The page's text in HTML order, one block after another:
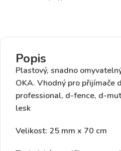
Popis
Plastový, snadno
OKA. Vhodný pro přijímače
professional, d-fence, d-
lesk
Velikost: 25 mm x 70 cm